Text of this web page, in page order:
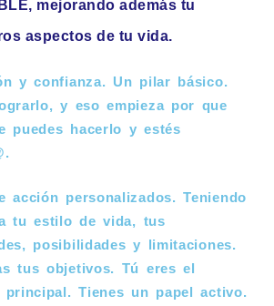
mejorando además tu
aspectos de tu vida.
y confianza. Un pilar básico.
y eso empieza por que
puedes hacerlo y estés
acción personalizados. Teniendo
tu estilo de vida, tus
posibilidades y limitaciones.
tus objetivos. Tú eres el
principal. Tienes un papel activo.